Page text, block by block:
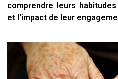
comprendre leurs
et l'impact de leur